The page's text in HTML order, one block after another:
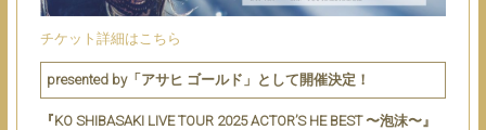
チケット詳細はこちら
presented by「アサヒ ゴールド」として開催決定！
『KO SHIBASAKI LIVE TOUR 2025 ACTOR’S HE BEST 〜泡沫〜』